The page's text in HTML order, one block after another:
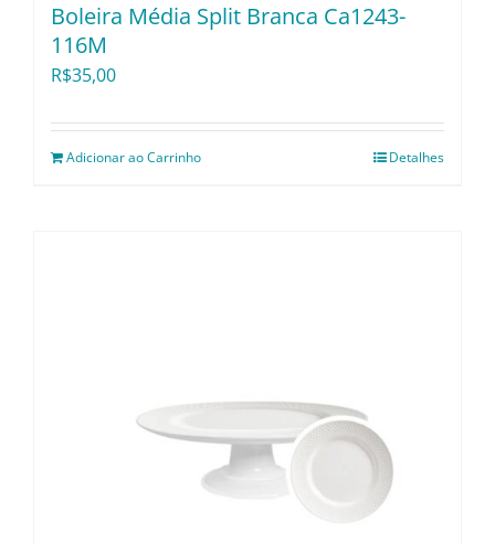
Boleira Média Split Branca Ca1243-
116M
R$35,00
Adicionar ao Carrinho Detalhes